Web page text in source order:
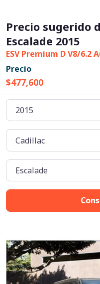
Precio sugerido
Escalade 2015
ESV Premium D V8/6.2
Precio
$477,600